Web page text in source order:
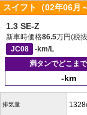
スイフト（02年06月
1.3 SE-Z
新車時価格86.5万円(税
JC08
-km/L
満タンでどこま
-km
排気量